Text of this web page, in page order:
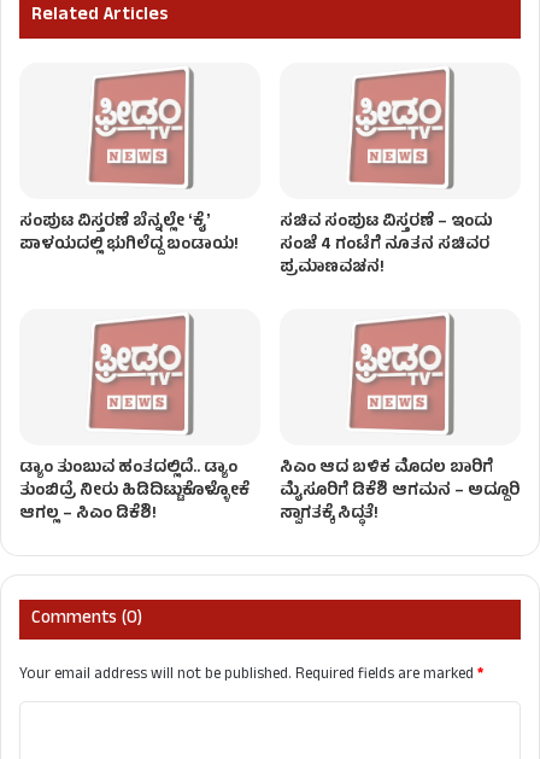
Related Articles
ಸಂಪುಟ ವಿಸ್ತರಣೆ ಬೆನ್ನಲ್ಲೇ ʻಕೈʼ
ಪಾಳಯದಲ್ಲಿ ಭುಗಿಲೆದ್ದ ಬಂಡಾಯ!
ಸಚಿವ ಸಂಪುಟ ವಿಸ್ತರಣೆ – ಇಂದು
ಸಂಜೆ 4 ಗಂಟೆಗೆ ನೂತನ ಸಚಿವರ
ಪ್ರಮಾಣವಚನ!
ಡ್ಯಾಂ ತುಂಬುವ ಹಂತದಲ್ಲಿದೆ.. ಡ್ಯಾಂ
ತುಂಬಿದ್ರೆ ನೀರು ಹಿಡಿದಿಟ್ಟುಕೊಳ್ಳೋಕೆ
ಆಗಲ್ಲ – ಸಿಎಂ ಡಿಕೆಶಿ!
ಸಿಎಂ ಆದ ಬಳಿಕ ಮೊದಲ ಬಾರಿಗೆ
ಮೈಸೂರಿಗೆ ಡಿಕೆಶಿ ಆಗಮನ – ಅದ್ದೂರಿ
ಸ್ವಾಗತಕ್ಕೆ ಸಿದ್ಧತೆ!
Comments (0)
Your email address will not be published.Required fields are marked*